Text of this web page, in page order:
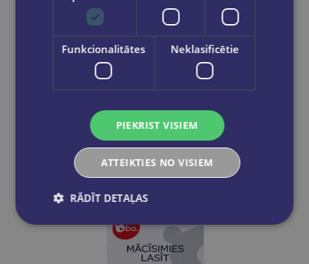
Pēdējais eks.
BO LCD zīmēšanas tāfele
Funkcionalitātes Neklasificētie
PIEKRIST VISIEM
ATTEIKTIES NO VISIEM
RĀDĪT DETAĻAS